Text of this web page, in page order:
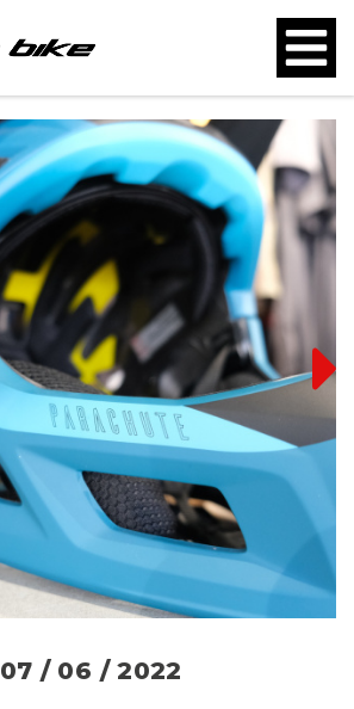
07 / 06 / 2022